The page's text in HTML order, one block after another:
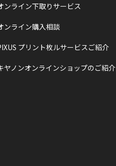
ンライン下取りサービス
ンライン購入相談
プリント枚ルサービスご紹介
ヤノンオンラインショップのご紹介